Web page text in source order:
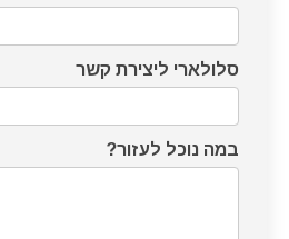
סלולארי ליצירת קשר
במה נוכל לעזור?